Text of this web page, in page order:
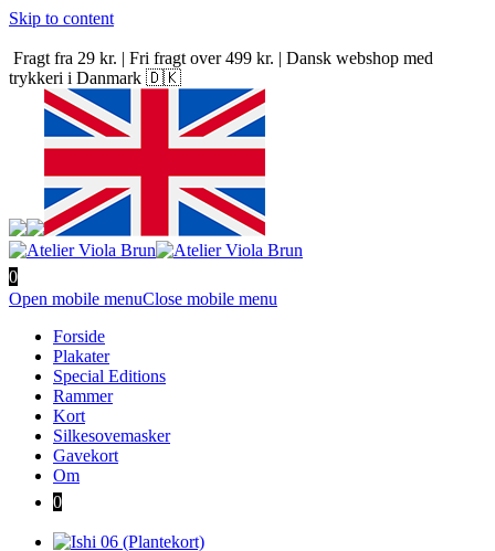
Skip to content
Fragt fra 29 kr. | Fri fragt over 499 kr. | Dansk webshop med
trykkeri i Danmark 🇩🇰
0
Open mobile menuClose mobile menu
Forside
Plakater
Special Editions
Rammer
Kort
Silkesovemasker
Gavekort
Om
0